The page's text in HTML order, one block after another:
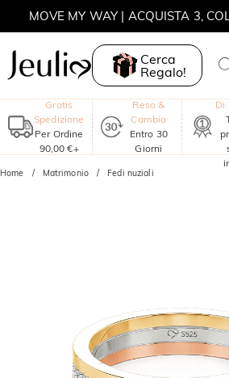
MOVE MY WAY | ACQUISTA 3,
Cerca
Regalo!
Gratis
Spedizione
Per Ordine
90,00 €+
Reso &
Cambio
Entro 30
Giorni
Di
Home Matrimonio Fedi nuziali